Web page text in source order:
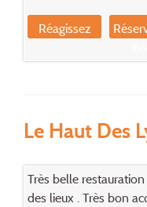
Réagissez
Le Haut Des
Très belle
des lieux . Très bon